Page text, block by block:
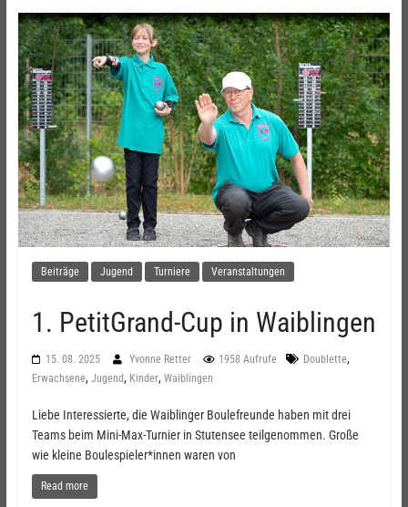
Beiträge Jugend Turniere Veranstaltungen
1. PetitGrand-Cup in Waiblingen
15. 08. 2025 Yvonne Retter 1958 Aufrufe Doublette,
Erwachsene, Jugend, Kinder, Waiblingen
Liebe Interessierte, die Waiblinger Boulefreunde haben mit drei
Teams beim Mini-Max-Turnier in Stutensee teilgenommen. Große
wie kleine Boulespieler*innen waren von
Read more